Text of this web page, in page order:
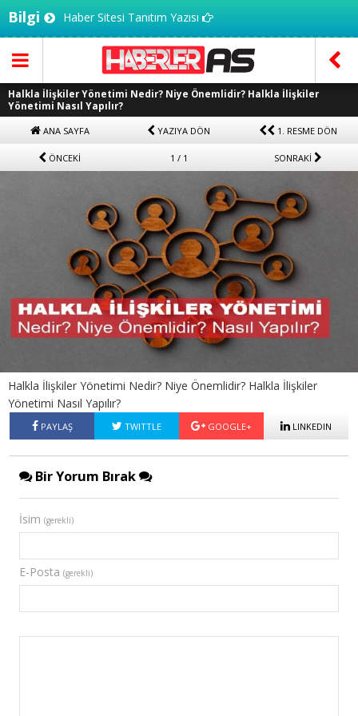
Bilgi Haber Sitesi Tanıtım Yazısı
Halkla İlişkiler Yönetimi Nedir? Niye Önemlidir? Halkla İlişkiler
Yönetimi Nasıl Yapılır?
ANA SAYFA YAZIYA DÖN 1. RESME DÖN
ÖNCEKİ 1 / 1 SONRAKİ
Halkla İlişkiler Yönetimi Nedir? Niye Önemlidir? Halkla İlişkiler
Yönetimi Nasıl Yapılır?
PAYLAŞ TWITTLE GOOGLE+ LINKEDIN
Bir Yorum Bırak
İsim (gerekli)
E-Posta (gerekli)